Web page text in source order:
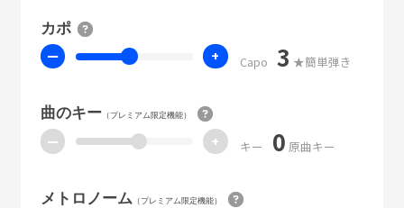
カポ
ー + Capo 3 ★簡単弾き
曲のキー（プレミアム限定機能）
ー + キー 0 原曲キー
メトロノーム （プレミアム限定機能）